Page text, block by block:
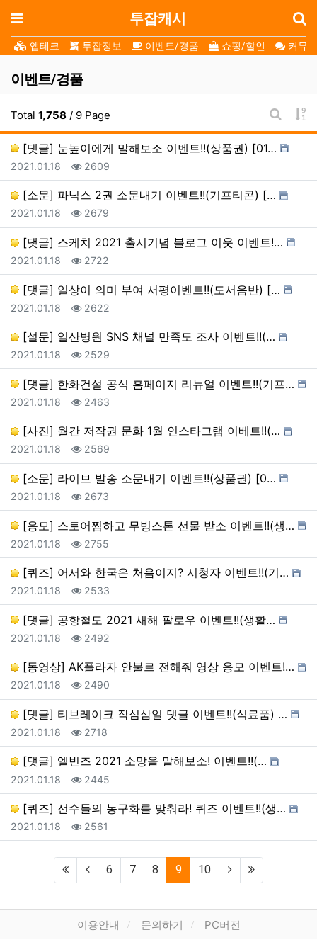
메뉴 투잡캐시
앱테크 투잡정보 이벤트/경품 쇼핑/할인 커뮤
이벤트/경품
Total 1,758 / 9 Page
게시판
[댓글] 눈높이에게 말해보소 이벤트!!(상품권) [01…
등록일
2021.01.18 조회
2609
[소문] 파닉스 2권 소문내기 이벤트!!(기프티콘) […
등록일
2021.01.18 조회
2679
[댓글] 스케치 2021 출시기념 블로그 이웃 이벤트!…
등록일
2021.01.18 조회
2722
[댓글] 일상이 의미 부여 서평이벤트!!(도서음반) […
등록일
2021.01.18 조회
2622
[설문] 일산병원 SNS 채널 만족도 조사 이벤트!!(…
등록일
2021.01.18 조회
2529
[댓글] 한화건설 공식 홈페이지 리뉴얼 이벤트!!(기프…
등록일
2021.01.18 조회
2463
[사진] 월간 저작권 문화 1월 인스타그램 이베트!!(…
등록일
2021.01.18 조회
2569
[소문] 라이브 발송 소문내기 이벤트!!(상품권) [0…
등록일
2021.01.18 조회
2673
[응모] 스토어찜하고 무빙스톤 선물 받소 이벤트!!(생…
등록일
2021.01.18 조회
2755
[퀴즈] 어서와 한국은 처음이지? 시청자 이벤트!!(기…
등록일
2021.01.18 조회
2533
[댓글] 공항철도 2021 새해 팔로우 이벤트!!(생활…
등록일
2021.01.18 조회
2492
[동영상] AK플라자 안불르 전해줘 영상 응모 이벤트!…
등록일
2021.01.18 조회
2490
[댓글] 티브레이크 작심삼일 댓글 이벤트!!(식료품) …
등록일
2021.01.18 조회
2718
[댓글] 엘빈즈 2021 소망을 말해보소! 이벤트!!(…
등록일
2021.01.18 조회
2445
[퀴즈] 선수들의 농구화를 맞춰라! 퀴즈 이벤트!!(생…
등록일
2021.01.18 조회
2561
6 7 8 9(current)
10
하단 메뉴이용안내 문의하기 PC버전